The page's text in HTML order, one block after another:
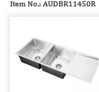
Item No.: AUDBR11450R